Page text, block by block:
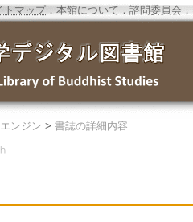
トマップ．本館について ． 諮問委員会 ．
ンジン > 書誌の詳細内容